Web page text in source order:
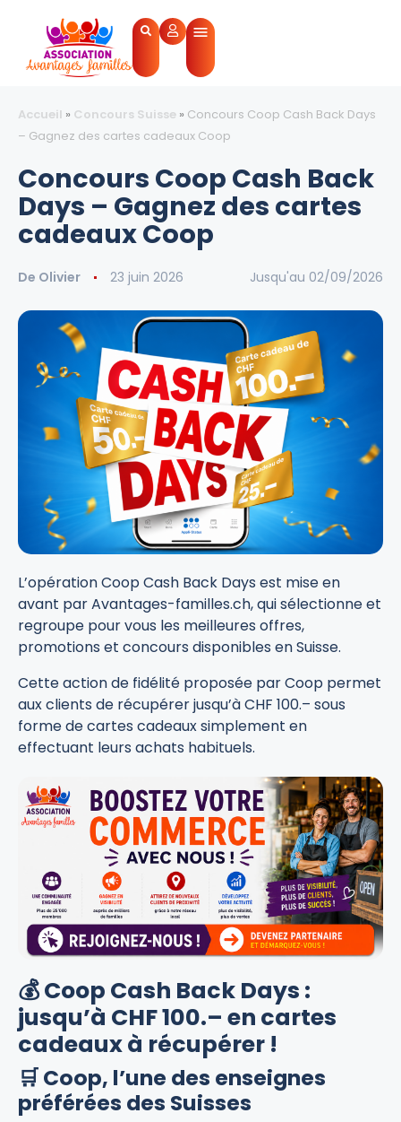
Accueil » Concours Suisse » Concours Coop Cash Back Days
– Gagnez des cartes cadeaux Coop
Concours Coop Cash Back
Days – Gagnez des cartes
cadeaux Coop
De Olivier 23 juin 2026 Jusqu'au 02/09/2026
L’opération Coop Cash Back Days est mise en
avant par Avantages-familles.ch, qui sélectionne et
regroupe pour vous les meilleures offres,
promotions et concours disponibles en Suisse.
Cette action de fidélité proposée par Coop permet
aux clients de récupérer jusqu’à CHF 100.– sous
forme de cartes cadeaux simplement en
effectuant leurs achats habituels.
💰 Coop Cash Back Days :
jusqu’à CHF 100.– en cartes
cadeaux à récupérer !
🛒 Coop, l’une des enseignes
préférées des Suisses